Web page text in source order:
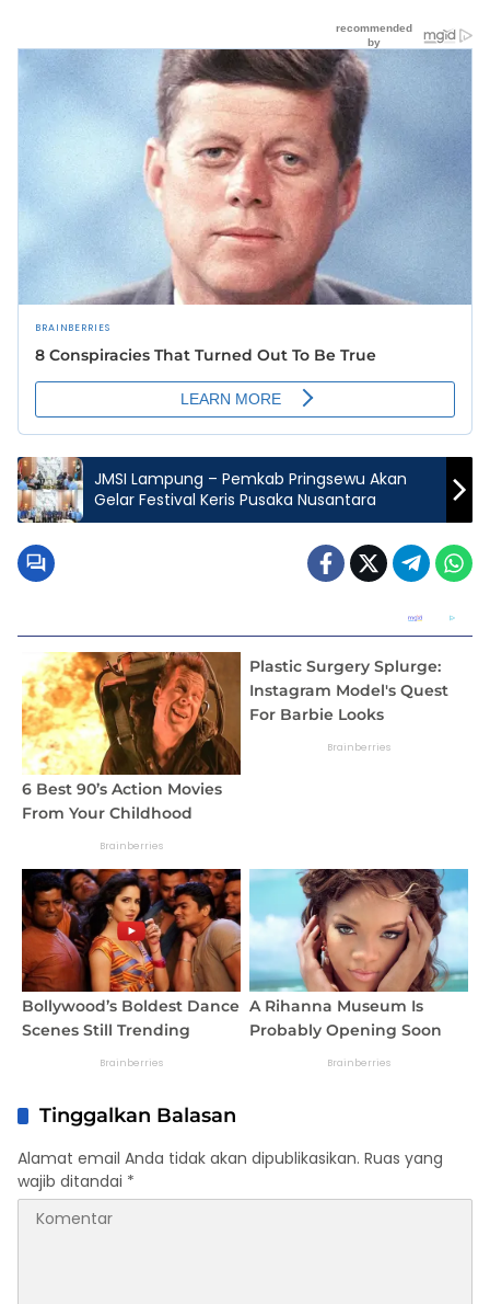
JMSI Lampung – Pemkab Pringsewu Akan
Gelar Festival Keris Pusaka Nusantara
Tinggalkan Balasan
Alamat email Anda tidak akan dipublikasikan. Ruas yang
wajib ditandai *